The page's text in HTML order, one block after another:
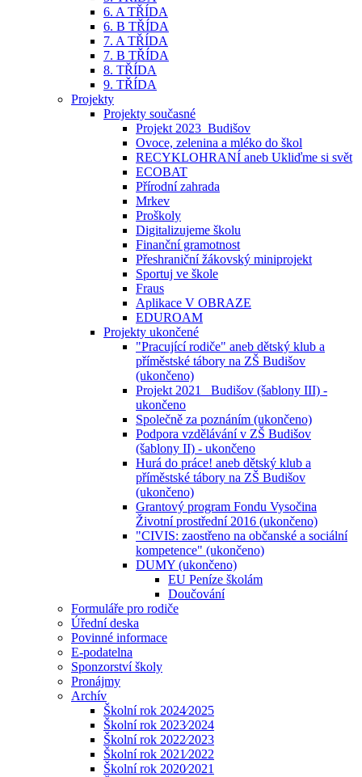
6. A TŘÍDA
6. B TŘÍDA
7. A TŘÍDA
7. B TŘÍDA
8. TŘÍDA
9. TŘÍDA
Projekty
Projekty současné
Projekt 2023_Budišov
Ovoce, zelenina a mléko do škol
RECYKLOHRANÍ aneb Ukliďme si svět
ECOBAT
Přírodní zahrada
Mrkev
Proškoly
Digitalizujeme školu
Finanční gramotnost
Přeshraniční žákovský miniprojekt
Sportuj ve škole
Fraus
Aplikace V OBRAZE
EDUROAM
Projekty ukončené
"Pracující rodiče" aneb dětský klub a
příměstské tábory na ZŠ Budišov
(ukončeno)
Projekt 2021_ Budišov (šablony III) -
ukončeno
Společně za poznáním (ukončeno)
Podpora vzdělávání v ZŠ Budišov
(šablony II) - ukončeno
Hurá do práce! aneb dětský klub a
příměstské tábory na ZŠ Budišov
(ukončeno)
Grantový program Fondu Vysočina
Životní prostřední 2016 (ukončeno)
"CIVIS: zaostřeno na občanské a sociální
kompetence" (ukončeno)
DUMY (ukončeno)
EU Peníze školám
Doučování
Formuláře pro rodiče
Úřední deska
Povinné informace
E-podatelna
Sponzorství školy
Pronájmy
Archív
Školní rok 2024⁄2025
Školní rok 2023⁄2024
Školní rok 2022⁄2023
Školní rok 2021⁄2022
Školní rok 2020⁄2021